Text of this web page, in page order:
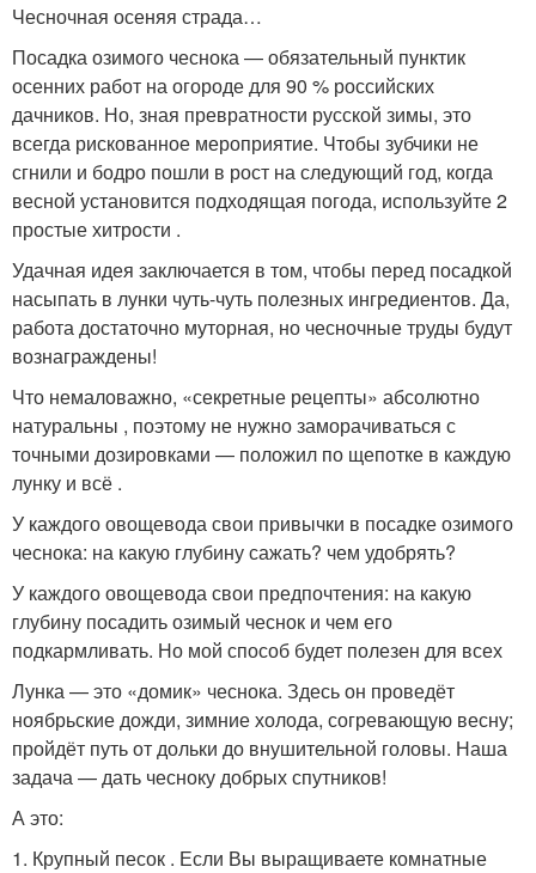
Чесночная осеняя страда…
Посадка озимого чеснока — обязательный пунктик
осенних работ на огороде для 90 % российских
дачников. Но, зная превратности русской зимы, это
всегда рискованное мероприятие. Чтобы зубчики не
сгнили и бодро пошли в рост на следующий год, когда
весной установится подходящая погода, используйте 2
простые хитрости .
Удачная идея заключается в том, чтобы перед посадкой
насыпать в лунки чуть-чуть полезных ингредиентов. Да,
работа достаточно муторная, но чесночные труды будут
вознаграждены!
Что немаловажно, «секретные рецепты» абсолютно
натуральны , поэтому не нужно заморачиваться с
точными дозировками — положил по щепотке в каждую
лунку и всё .
У каждого овощевода свои привычки в посадке озимого
чеснока: на какую глубину сажать? чем удобрять?
У каждого овощевода свои предпочтения: на какую
глубину посадить озимый чеснок и чем его
подкармливать. Но мой способ будет полезен для всех
Лунка — это «домик» чеснока. Здесь он проведёт
ноябрьские дожди, зимние холода, согревающую весну;
пройдёт путь от дольки до внушительной головы. Наша
задача — дать чесноку добрых спутников!
А это:
1. Крупный песок . Если Вы выращиваете комнатные